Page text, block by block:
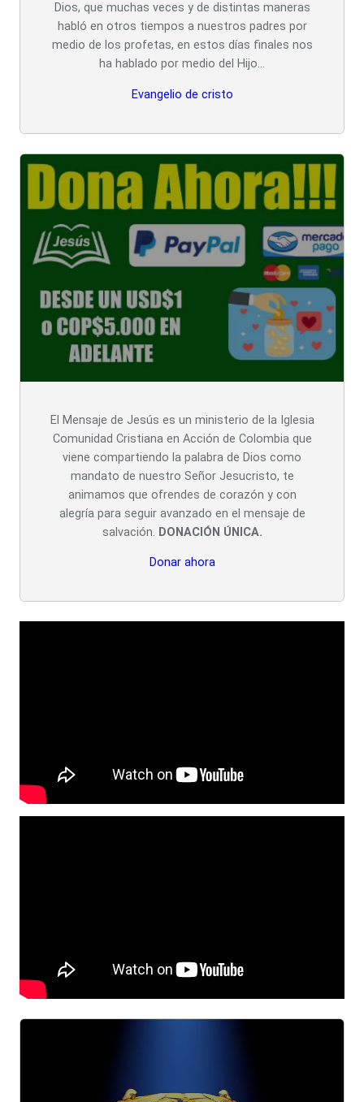
Dios, que muchas veces y de distintas maneras
habló en otros tiempos a nuestros padres por
medio de los profetas, en estos días finales nos
ha hablado por medio del Hijo…
Evangelio de cristo
El Mensaje de Jesús es un ministerio de la Iglesia
Comunidad Cristiana en Acción de Colombia que
viene compartiendo la palabra de Dios como
mandato de nuestro Señor Jesucristo, te
animamos que ofrendes de corazón y con
alegría para seguir avanzado en el mensaje de
salvación. DONACIÓN ÚNICA.
Donar ahora